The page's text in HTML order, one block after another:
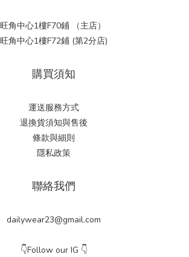
旺角中心1樓F70鋪 （主店）
旺角中心1樓F72鋪 (第2分店)
購買須知
運送服務方式
退換貨須知與售後
條款與細則
隱私政策
聯絡我們
dailywear23@gmail.com
👇Follow our IG 👇